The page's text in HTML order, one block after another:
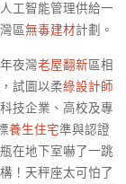
工智能管理供給一
區無毒建材計劃。
夜灣老屋翻新區相
試圖以柔綠設計師
技企業、高校及專
養生住宅準與認證
在地下室嚇了一跳
！天秤座太可怕了